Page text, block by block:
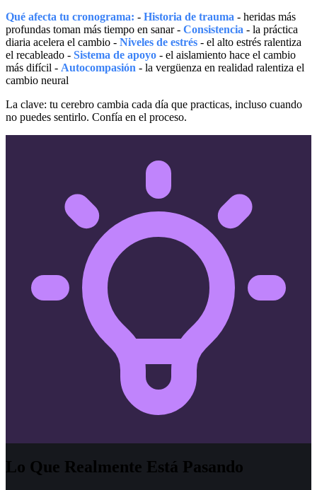
Qué afecta tu cronograma: - Historia de trauma - heridas más
profundas toman más tiempo en sanar - Consistencia - la práctica
diaria acelera el cambio - Niveles de estrés - el alto estrés ralentiza
el recableado - Sistema de apoyo - el aislamiento hace el cambio
más difícil - Autocompasión - la vergüenza en realidad ralentiza el
cambio neural
La clave: tu cerebro cambia cada día que practicas, incluso cuando
no puedes sentirlo. Confía en el proceso.
Lo Que Realmente Está Pasando